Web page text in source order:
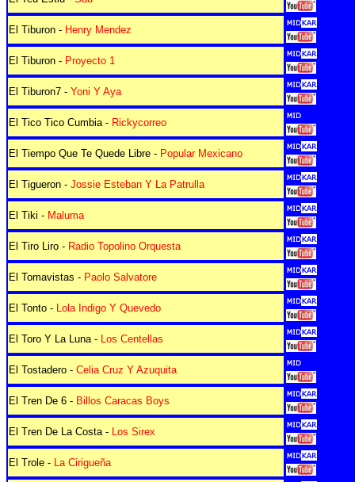
El Tiburon - Henry Mendez
El Tiburon - Proyecto 1
El Tiburon7 - Yoni Y Aya
El Tico Tico Cumbia - Rickycorreo
El Tiempo Que Te Quede Libre - Popular Mexicano
El Tigueron - Jossie Esteban Y La Patrulla
El Tiki - Maluma
El Tiro Liro - Radio Topolino Orquesta
El Tomavistas - Paolo Salvatore
El Tonto - Lola Indigo Y Quevedo
El Toro Y La Luna - Los Centellas
El Tostadero - Celia Cruz Y Azuquita
El Tren De 6 - Billos Caracas Boys
El Tren De La Costa - Los Sirex
El Trole - La Cirigueña